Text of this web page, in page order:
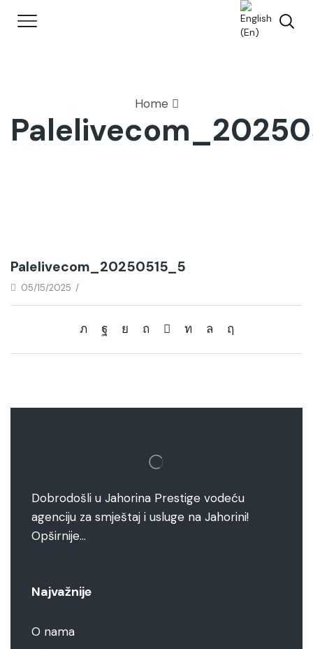
Home
Palelivecom_20250515_5
05/15/2025 /
Dobrodošli u Jahorina Prestige vodeću
agenciju za smještaj i usluge na Jahorini!
Opširnije…
Najvažnije
O nama